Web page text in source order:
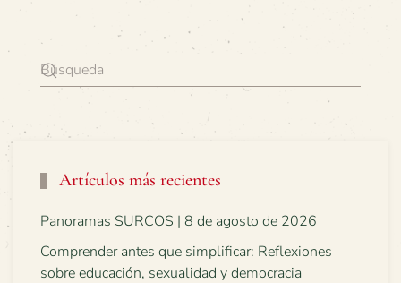
Artículos más recientes
Panoramas SURCOS | 8 de agosto de 2026
Comprender antes que simplificar: Reflexiones
sobre educación, sexualidad y democracia